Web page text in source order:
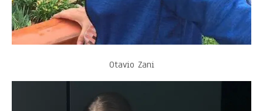
Otavio Zani